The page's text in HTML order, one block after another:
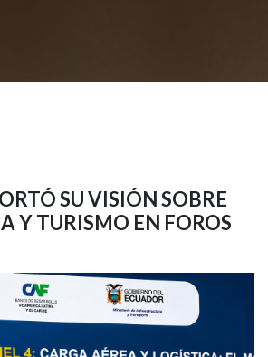
SU VISIÓN SOBRE
Y TURISMO EN FOROS